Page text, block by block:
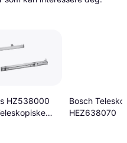
HZ538000
Bosch
HEZ638070